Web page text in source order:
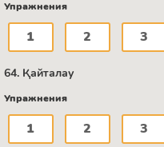
Упражнения
1 2 3
64. Қайталау
Упражнения
1 2 3